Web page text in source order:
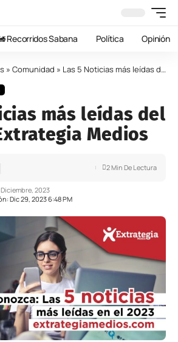
Recorridos Sabana Política Opinión
» Comunidad » Las 5 Noticias más leídas del 2023, en Extrategia Medios
más leídas del
Medios
Dic 29, 2023 6:48 PM
2023
2 Min De Lectura